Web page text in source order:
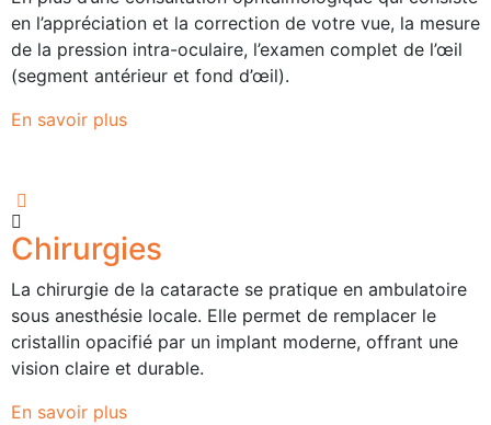
en l’appréciation et la correction de votre vue, la mesure
de la pression intra-oculaire, l’examen complet de l’œil
(segment antérieur et fond d’œil).
En savoir plus
Chirurgies
La chirurgie de la cataracte se pratique en ambulatoire
sous anesthésie locale. Elle permet de remplacer le
cristallin opacifié par un implant moderne, offrant une
vision claire et durable.
En savoir plus